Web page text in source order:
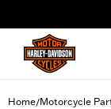
Home/Motorcycle